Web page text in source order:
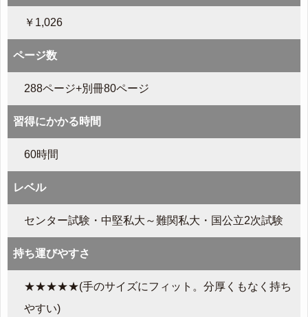
￥1,026
ページ数
288ページ+別冊80ページ
習得にかかる時間
60時間
レベル
センター試験・中堅私大～難関私大・国公立2次試験
持ち運びやすさ
★★★★★(手のサイズにフィット。分厚くもなく持ち
やすい)